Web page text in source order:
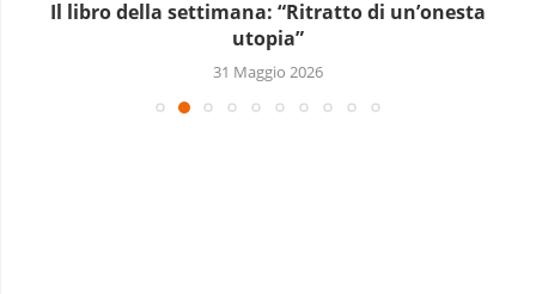
Il libro della settimana: “Ritratto di un’onesta
utopia”
31 Maggio 2026